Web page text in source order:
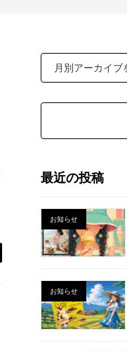
最近の投稿
お知らせ
お知らせ